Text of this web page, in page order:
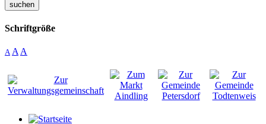
suchen
Schriftgröße
A A A